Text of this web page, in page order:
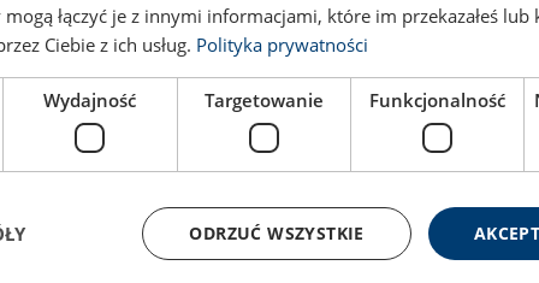
7:1
5:1
łączyć je z innymi informacjami, które im przekazałeś lub
Ciebie z ich usług. Polityka prywatności
Wydajność Targetowanie Funkcjonalność
ODRZUĆ WSZYSTKIE